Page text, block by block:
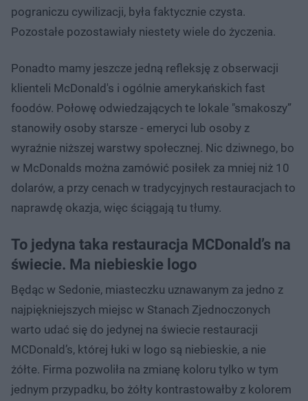
pograniczu cywilizacji, była faktycznie czysta.
Pozostałe pozostawiały niestety wiele do życzenia.
Ponadto mamy jeszcze jedną refleksję z obserwacji
klienteli McDonald's i ogólnie amerykańskich fast
foodów. Połowę odwiedzających te lokale "smakoszy”
stanowiły osoby starsze - emeryci lub osoby z
wyraźnie niższej warstwy społecznej. Nic dziwnego, bo
w McDonalds można zamówić posiłek za mniej niż 10
dolarów, a przy cenach w tradycyjnych restauracjach to
naprawdę okazja, więc ściągają tu tłumy.
To jedyna taka restauracja MCDonald’s na
świecie. Ma niebieskie logo
Będąc w Sedonie, miasteczku uznawanym za jedno z
najpiękniejszych miejsc w Stanach Zjednoczonych
warto udać się do jedynej na świecie restauracji
MCDonald’s, której łuki w logo są niebieskie, a nie
żółte. Firma pozwoliła na zmianę koloru tylko w tym
jednym przypadku, bo żółty kontrastowałby z kolorem